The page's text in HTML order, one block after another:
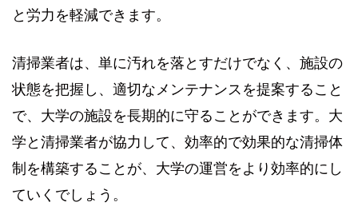
と労力を軽減できます。
清掃業者は、単に汚れを落とすだけでなく、施設の
状態を把握し、適切なメンテナンスを提案すること
で、大学の施設を長期的に守ることができます。大
学と清掃業者が協力して、効率的で効果的な清掃体
制を構築することが、大学の運営をより効率的にし
ていくでしょう。